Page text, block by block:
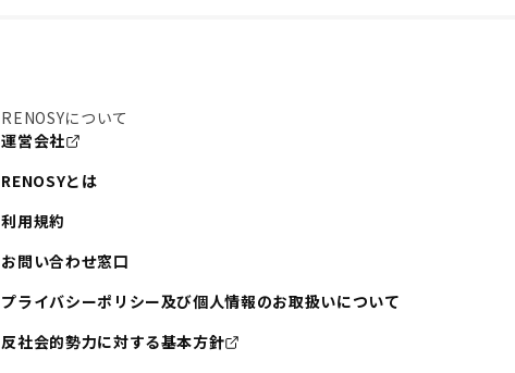
RENOSYについて
運営会社
RENOSYとは
利用規約
お問い合わせ窓口
プライバシーポリシー及び個人情報のお取扱いについて
反社会的勢力に対する基本方針